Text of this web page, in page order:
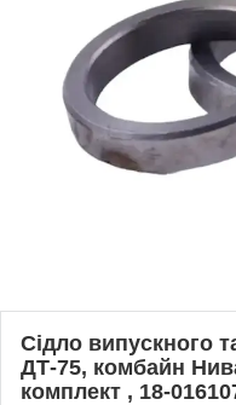
Сідло випускного
ДТ-75, комбайн
комплект , 18-